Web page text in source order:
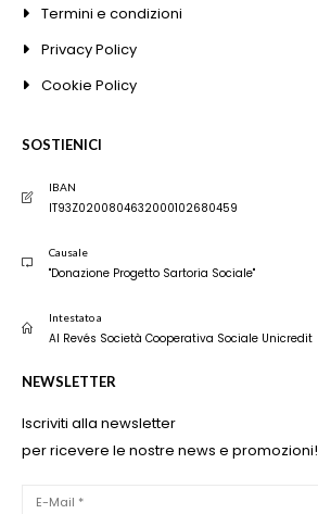
Termini e condizioni
Privacy Policy
Cookie Policy
SOSTIENICI
IBAN
IT93Z0200804632000102680459
Causale
"Donazione Progetto Sartoria Sociale"
Intestato a
Al Revés Società Cooperativa Sociale Unicredit
NEWSLETTER
Iscriviti alla newsletter
per ricevere le nostre news e promozioni!